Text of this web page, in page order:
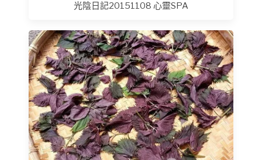
光陰日記20151108 心靈SPA